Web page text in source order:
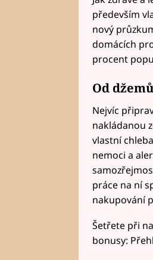
především
nový
domácích
procent
Od
Nejvíc
nakládanou
vlastní
nemoci a
práce na ní
nakupování
Šetřete při
bonusy: